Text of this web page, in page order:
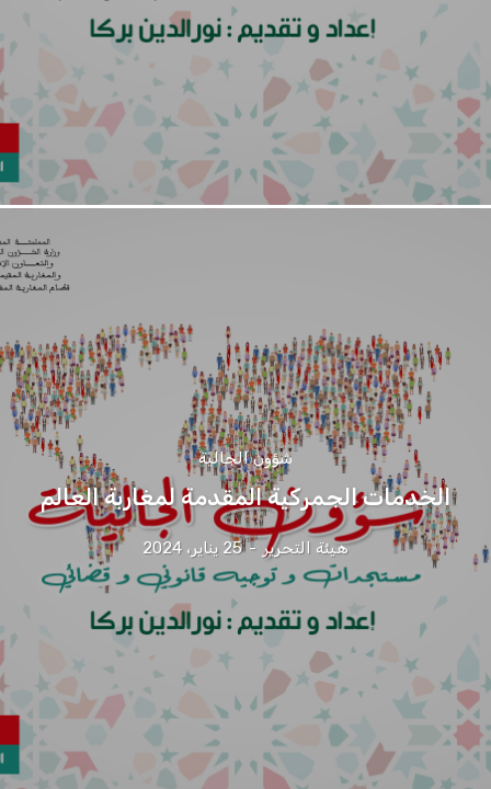
شؤون الجالية
الخدمات الجمركية المقدمة لمغاربة العالم
هيئة التحرير - 25 يناير، 2024